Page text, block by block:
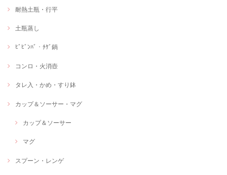
耐熱土瓶・行平
土瓶蒸し
ﾋﾞﾋﾞﾝﾊﾞ・ﾁｹﾞ鍋
コンロ・火消壺
タレ入・かめ・すり鉢
カップ＆ソーサー・マグ
カップ＆ソーサー
マグ
スプーン・レンゲ